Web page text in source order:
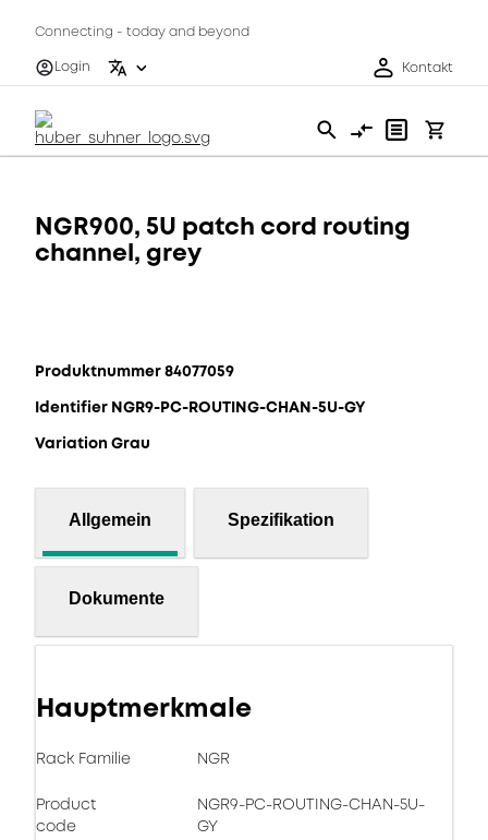
Connecting - today and beyond
Login
Kontakt
NGR900, 5U patch cord routing
channel, grey
Produktnummer 84077059
Identifier NGR9-PC-ROUTING-CHAN-5U-GY
Variation Grau
Allgemein Spezifikation
Dokumente
Hauptmerkmale
Rack Familie NGR
Product
code
NGR9-PC-ROUTING-CHAN-5U-
GY